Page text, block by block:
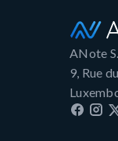
ANote
9, Rue